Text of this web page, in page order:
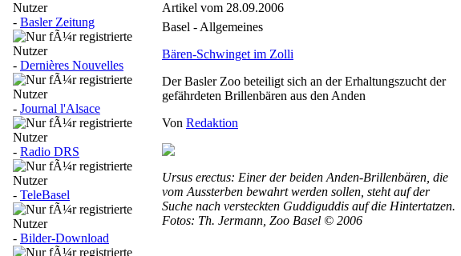
- Basler Zeitung
- Dernières Nouvelles
- Journal l'Alsace
- Radio DRS
- TeleBasel
- Bilder-Download
Artikel vom 28.09.2006
Basel - Allgemeines
Bären-Schwinget im Zolli
Der Basler Zoo beteiligt sich an der Erhaltungszucht der
gefährdeten Brillenbären aus den Anden
Von Redaktion
Ursus erectus: Einer der beiden Anden-Brillenbären, die
vom Aussterben bewahrt werden sollen, steht auf der
Suche nach versteckten Guddiguddis auf die Hintertatzen.
Fotos: Th. Jermann, Zoo Basel © 2006